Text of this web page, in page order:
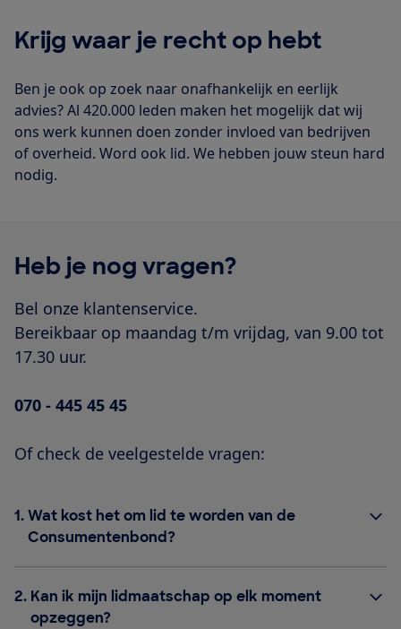
Krijg waar je recht op hebt
Ben je ook op zoek naar onafhankelijk en eerlijk
advies? Al 420.000 leden maken het mogelijk dat wij
ons werk kunnen doen zonder invloed van bedrijven
of overheid. Word ook lid. We hebben jouw steun hard
nodig.
Heb je nog vragen?
Bel onze klantenservice.
Bereikbaar op maandag t/m vrijdag, van 9.00 tot
17.30 uur.
070 - 445 45 45
Of check de veelgestelde vragen:
1.Wat kost het om lid te worden van de
Consumentenbond?
2. Kan ik mijn lidmaatschap op elk moment
opzeggen?